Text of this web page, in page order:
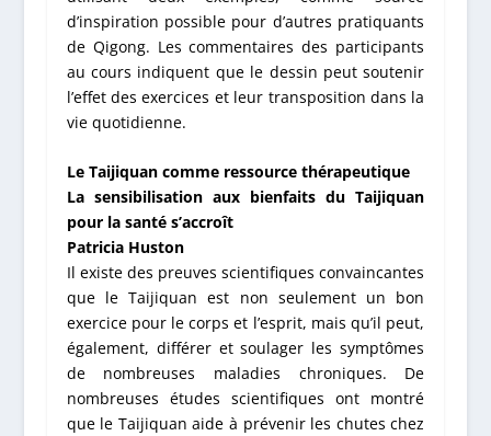
d’inspiration possible pour d’autres pratiquants
de Qigong. Les commentaires des participants
au cours indiquent que le dessin peut soutenir
l’effet des exercices et leur transposition dans la
vie quotidienne.
Le Taijiquan comme ressource thérapeutique
La sensibilisation aux bienfaits du Taijiquan
pour la santé s’accroît
Patricia Huston
Il existe des preuves scientifiques convaincantes
que le Taijiquan est non seulement un bon
exercice pour le corps et l’esprit, mais qu’il peut,
également, différer et soulager les symptômes
de nombreuses maladies chroniques. De
nombreuses études scientifiques ont montré
que le Taijiquan aide à prévenir les chutes chez